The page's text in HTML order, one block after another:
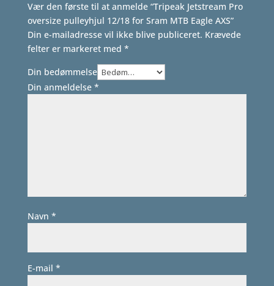
Vær den første til at anmelde “Tripeak Jetstream Pro
oversize pulleyhjul 12/18 for Sram MTB Eagle AXS”
Din e-mailadresse vil ikke blive publiceret. Krævede
felter er markeret med *
Din bedømmelse
Din anmeldelse *
Navn *
E-mail *